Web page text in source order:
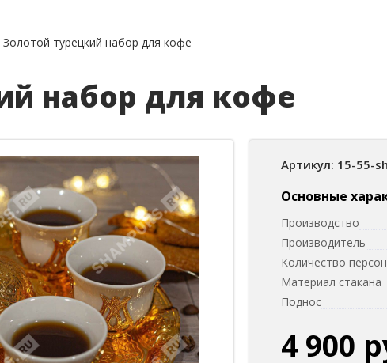
Золотой турецкий набор для кофе
набор для кофе
Артикул: 15-55-sh
Основные
Производство
Производитель
Количество персон
Материал стакана
Поднос
4 900